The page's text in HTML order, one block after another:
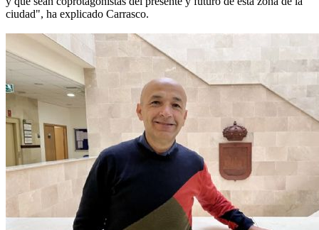
ciudad", ha explicado Carrasco.